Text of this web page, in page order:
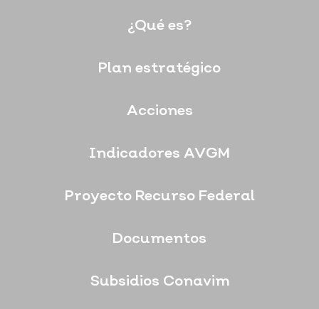
¿Qué es?
Plan estratégico
Acciones
Indicadores AVGM
Proyecto Recurso Federal
Documentos
Subsidios Conavim